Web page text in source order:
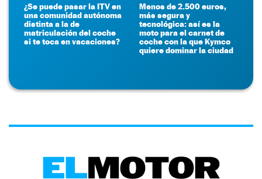
¿Se puede pasar la ITV en
una comunidad autónoma
distinta a la de
matriculación del coche
si te toca en vacaciones?
Menos de 2.500 euros,
más segura y
tecnológica: así es la
moto para el carnet de
coche con la que Kymco
quiere dominar la ciudad